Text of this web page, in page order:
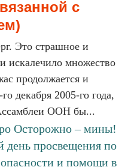
с
Это страшное и
искалечило множество
продолжается и
декабря 2005-го года,
ООН бы...
Осторожно – мины!
просвещения по
и помощи в